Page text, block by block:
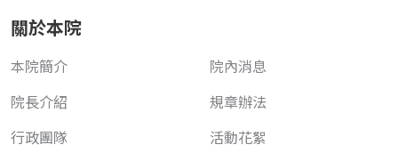
關於本院
本院簡介
院長介紹
行政團隊
院內消息
規章辦法
活動花絮